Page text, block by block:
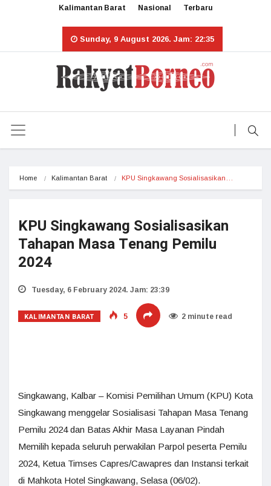
Kalimantan Barat Nasional Terbaru
Sunday, 9 August 2026. Jam: 22:35
Home Kalimantan Barat KPU Singkawang Sosialisasikan…
KPU Singkawang Sosialisasikan
Tahapan Masa Tenang Pemilu
2024
Tuesday, 6 February 2024. Jam: 23:39
KALIMANTAN BARAT 5 2 minute read
Singkawang, Kalbar – Komisi Pemilihan Umum (KPU) Kota
Singkawang menggelar Sosialisasi Tahapan Masa Tenang
Pemilu 2024 dan Batas Akhir Masa Layanan Pindah
Memilih kepada seluruh perwakilan Parpol peserta Pemilu
2024, Ketua Timses Capres/Cawapres dan Instansi terkait
di Mahkota Hotel Singkawang, Selasa (06/02).